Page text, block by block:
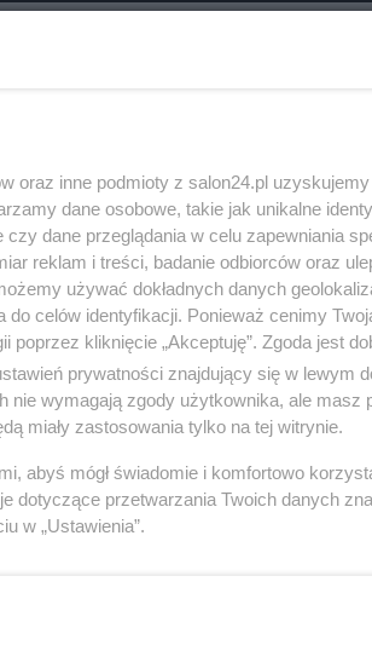
Gospodarka
oraz inne podmioty z salon24.pl
dane osobowe, takie jak unikalne
czy dane przeglądania w celu zapewniania
reklam i treści, badanie odbiorców oraz
używać dokładnych danych
celów identyfikacji. Ponieważ cenimy
poprzez kliknięcie „Akceptuję”. Zgoda jest
prywatności znajdujący się w lewym
nie wymagają zgody użytkownika, ale masz
miały zastosowania tylko na tej witrynie.
abyś mógł świadomie i komfortowo
dotyczące przetwarzania Twoich danych
w „Ustawienia”.